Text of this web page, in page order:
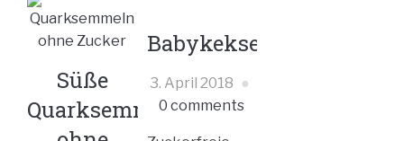
Süße
Quarksemmeln
Babykekse
3. April 2018
0 comments